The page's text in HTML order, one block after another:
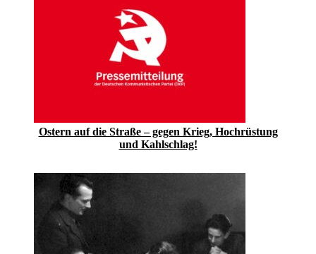
Ostern auf die Straße – gegen Krieg, Hochrüstung
und Kahlschlag!